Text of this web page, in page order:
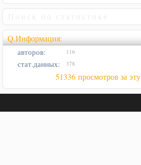
Q.Информация:
авторов: 116
стат.данных: 378
51336 просмотров за